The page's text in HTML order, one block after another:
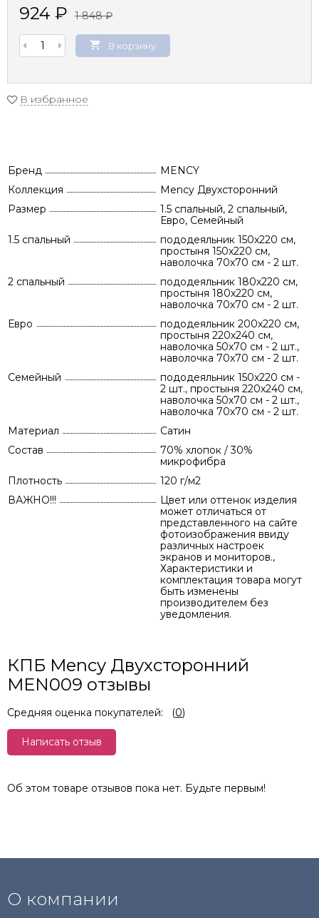
924 ₽ 1 848₽
В корзину
В избранное
Бренд
MENCY
Коллекция
Mency Двухсторонний
Размер
1.5 спальный, 2 спальный,
Евро, Семейный
1.5 спальный
пододеяльник 150х220 см,
простыня 150х220 см,
наволочка 70х70 см - 2 шт.
2 спальный
пододеяльник 180х220 см,
простыня 180х220 см,
наволочка 70х70 см - 2 шт.
Евро
пододеяльник 200х220 см,
простыня 220х240 см,
наволочка 50х70 см - 2 шт.,
наволочка 70х70 см - 2 шт.
Семейный
пододеяльник 150х220 см -
2 шт., простыня 220х240 см,
наволочка 50х70 см - 2 шт.,
наволочка 70х70 см - 2 шт.
Материал
Сатин
Состав
70% хлопок / 30%
микрофибра
Плотность
120 г/м2
ВАЖНО!!!
Цвет или оттенок изделия
может отличаться от
представленного на сайте
фотоизображения ввиду
различных настроек
экранов и мониторов.,
Характеристики и
комплектация товара могут
быть изменены
производителем без
уведомления.
КПБ Mency Двухсторонний
MEN009 отзывы
Средняя оценка покупателей: (0)
Написать отзыв
Об этом товаре отзывов пока нет. Будьте первым!
О компании